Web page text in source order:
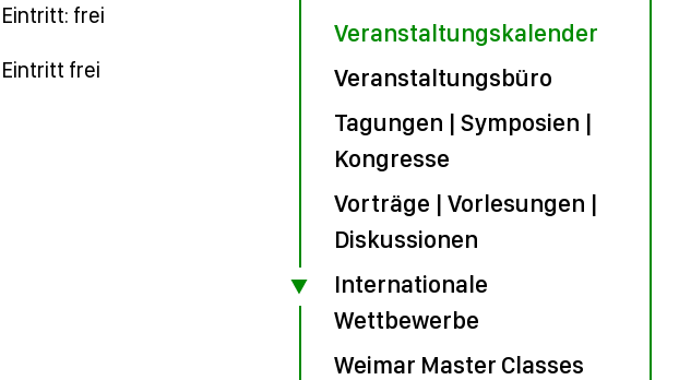
Eintritt: frei
Eintritt frei
Veranstaltungskalender
Veranstaltungsbüro
Tagungen | Symposien |
Kongresse
Vorträge | Vorlesungen |
Diskussionen
Internationale
Wettbewerbe
Weimar Master Classes